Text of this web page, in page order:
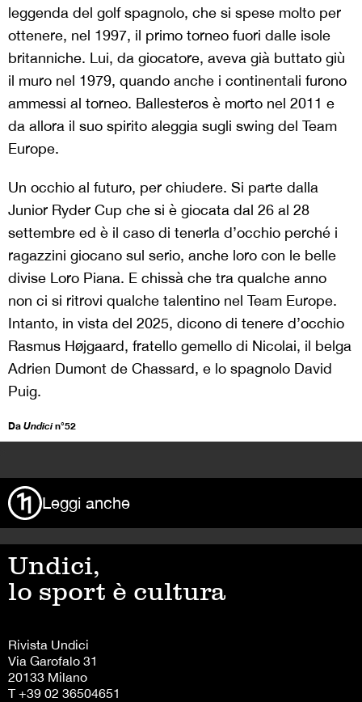
leggenda del golf spagnolo, che si spese molto per
ottenere, nel 1997, il primo torneo fuori dalle isole
britanniche. Lui, da giocatore, aveva già buttato giù
il muro nel 1979, quando anche i continentali furono
ammessi al torneo. Ballesteros è morto nel 2011 e
da allora il suo spirito aleggia sugli swing del Team
Europe.
Un occhio al futuro, per chiudere. Si parte dalla
Junior Ryder Cup che si è giocata dal 26 al 28
settembre ed è il caso di tenerla d’occhio perché i
ragazzini giocano sul serio, anche loro con le belle
divise Loro Piana. E chissà che tra qualche anno
non ci si ritrovi qualche talentino nel Team Europe.
Intanto, in vista del 2025, dicono di tenere d’occhio
Rasmus Højgaard, fratello gemello di Nicolai, il belga
Adrien Dumont de Chassard, e lo spagnolo David
Puig.
Da Undicin°52
Leggi anche
Undici,
lo sport è cultura
Rivista Undici
Via Garofalo 31
20133 Milano
T +39 02 36504651